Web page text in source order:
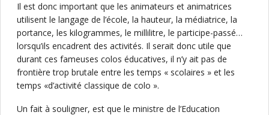
Il est donc important que les animateurs et animatrices
utilisent le langage de l’école, la hauteur, la médiatrice, la
portance, les kilogrammes, le millilitre, le participe-passé…
lorsqu’ils encadrent des activités. Il serait donc utile que
durant ces fameuses colos éducatives, il n’y ait pas de
frontière trop brutale entre les temps « scolaires » et les
temps «d’activité classique de colo ».
Un fait à souligner, est que le ministre de l’Education